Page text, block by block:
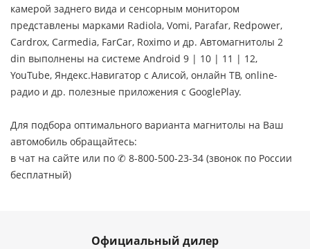
камерой заднего вида и сенсорным монитором
представлены марками Radiola, Vomi, Parafar, Redpower,
Cardrox, Carmedia, FarCar, Roximo и др. Автомагнитолы 2
din выполнены на системе Android 9 | 10 | 11 | 12,
YouTube, Яндекс.Навигатор с Алисой, онлайн ТВ, online-
радио и др. полезные приложения с GooglePlay.
Для подбора оптимального варианта магнитолы на Ваш
автомобиль обращайтесь:
в чат на сайте или по ✆ 8-800-500-23-34 (звонок по России
бесплатный)
Официальный дилер